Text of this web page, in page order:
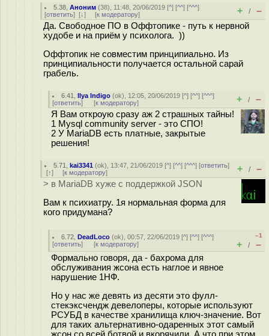
5.38 ,Аноним (38), 11:48, 20/06/2019 [^] [^^] [^^^]
[ответить] [↓] [к модератору] + / –
Да. Свободное ПО в Оффтопике - путь к нервной
худобе и на приём у психолога. ))
Оффтопик не совместим принципиально. Из
принципиальности получается остальной сарай
грабель.
6.41 ,Ilya Indigo (ok), 12:05, 20/06/2019 [^] [^^] [^^^]
[ответить] [к модератору] + / –
Я Вам откроую сразу аж 2 страшных тайны!
1 Mysql community server - это СПО!
2 У MariaDB есть платные, закрытые
решения!
5.71 ,kai3341 (ok), 13:47, 21/06/2019 [^] [^^] [^^^] [ответить]
[↑] [к модератору] + / –
> в MariaDB хуже с поддержкой JSON
Вам к психиатру. 1я нормальная форма для
кого придумана?
6.72 ,DeadLoco (ok), 00:57, 22/06/2019 [^] [^^] [^^^]
[ответить] [к модератору]
–1
+ / –
Формально говоря, да - бахрома для
обслуживания жсона есть наглое и явное
нарушение 1НФ.
Но у нас же девять из десяти это фулл-
стекэксчендж девелоперы, которые используют
РСУБД в качестве хранилища ключ-значение. Вот
для таких альтернативно-одаренных этот самый